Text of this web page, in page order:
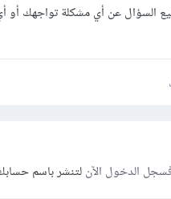
السؤال عن أي مشكلة تواجهك
الدخول الآنلتنشر باسم